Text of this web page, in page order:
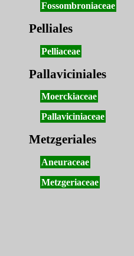
Fossombroniaceae
Pelliales
Pelliaceae
Pallaviciniales
Moerckiaceae
Pallaviciniaceae
Metzgeriales
Aneuraceae
Metzgeriaceae